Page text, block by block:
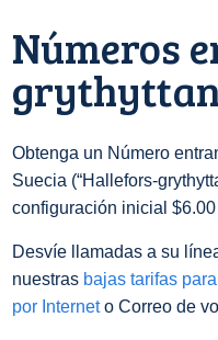
Números
Obtenga un Número
Suecia (“Hallefors-
configuración inicial
Desvíe llamadas a su
nuestras bajas tarifas
por Interneto Correo de